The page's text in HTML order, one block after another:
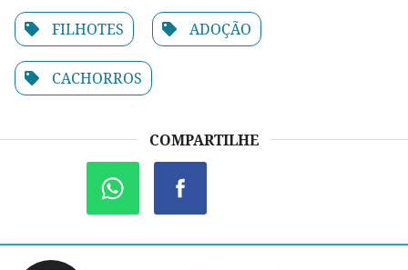
FILHOTES ADOÇÃO
CACHORROS
COMPARTILHE